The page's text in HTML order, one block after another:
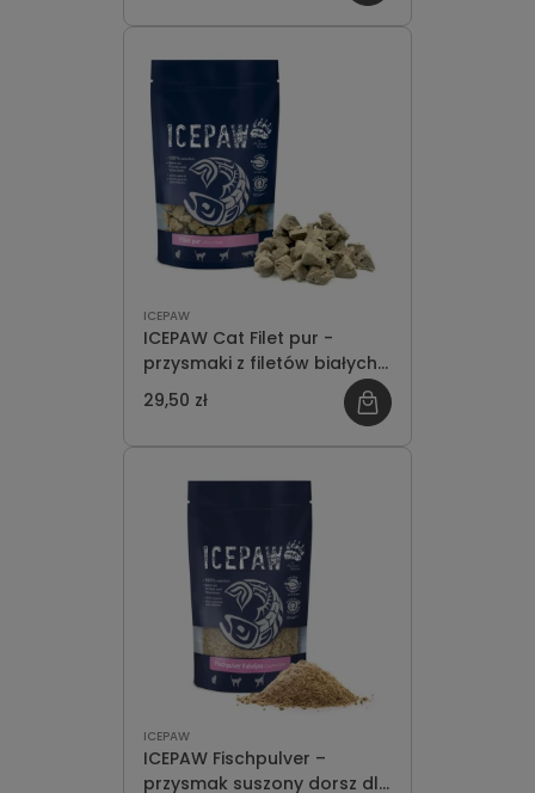
ICEPAW
ICEPAW Cat Filet pur -
przysmaki z filetów białych
ryb dla kotów 150g
29,50 zł
ICEPAW
ICEPAW Fischpulver –
przysmak suszony dorsz dla